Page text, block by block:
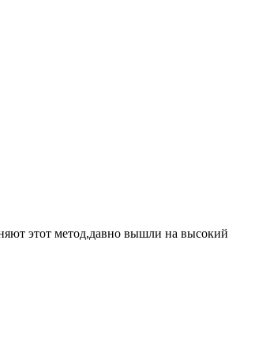
этот метод,давно вышли на высокий